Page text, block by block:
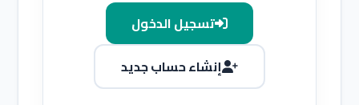
تسجيل الدخول
إنشاء حساب جديد